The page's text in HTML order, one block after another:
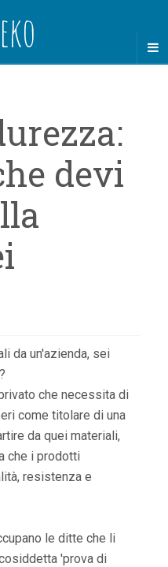
devi
da un'azienda, sei
che necessita di
come titolare di una
da quei materiali,
che i prodotti
resistenza e
le ditte che li
'prova di